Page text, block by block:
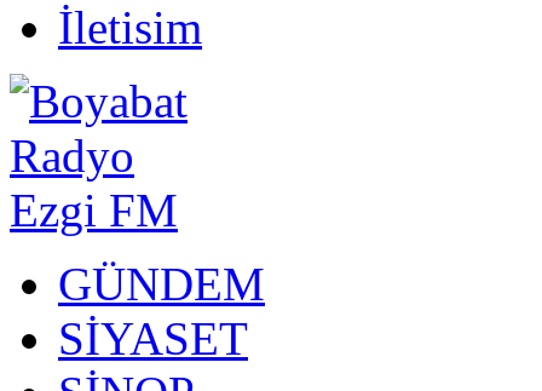
İletisim
GÜNDEM
SİYASET